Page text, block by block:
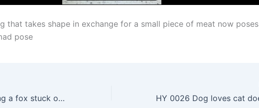
that takes shape in exchange for a small piece of meat now poses
pose
HY 0024 Rescuing a fox stuck on an ice floe